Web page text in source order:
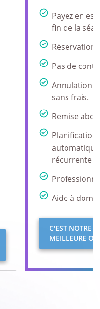
Payez en
fin de la
Réservation
Pas de
Annulation
sans frais.
Remise
Planification
automatique
récurrente
Aide à
C'EST NOTRE
MEILLEURE